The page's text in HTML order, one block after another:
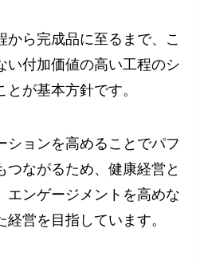
から完成品に至るまで、こ
い付加価値の高い工程のシ
が基本方針です。
ションを高めることでパフ
つながるため、健康経営と
エンゲージメントを高めな
営を目指しています。